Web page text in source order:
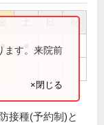
祝
●ます。来院前
×閉じる
接種(予約制)と